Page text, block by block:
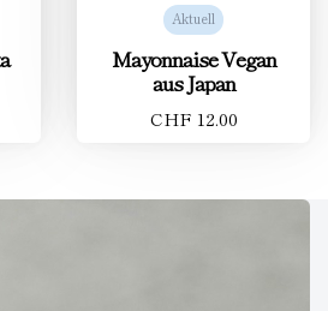
Aktuell
Mayonnaise Vegan
aus Japan
CHF 12.00